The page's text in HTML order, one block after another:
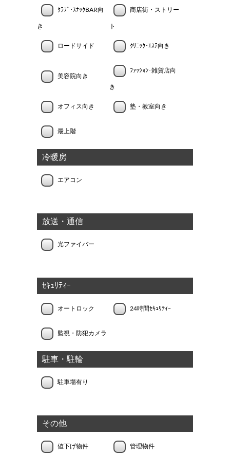
ｸﾗﾌﾞ･ｽﾅｯｸBAR向
き
商店街・ストリー
ト
ロードサイド ｸﾘﾆｯｸ･ｴｽﾃ向き
美容院向き
ﾌｧｯｼｮﾝ･雑貨店向
き
オフィス向き 塾・教室向き
最上階
冷暖房
エアコン
放送・通信
光ファイバー
ｾｷｭﾘﾃｨｰ
オートロック 24時間ｾｷｭﾘﾃｨｰ
監視・防犯カメラ
駐車・駐輪
駐車場有り
その他
値下げ物件 管理物件